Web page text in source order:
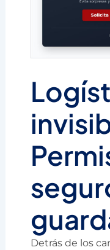
Detrás de los